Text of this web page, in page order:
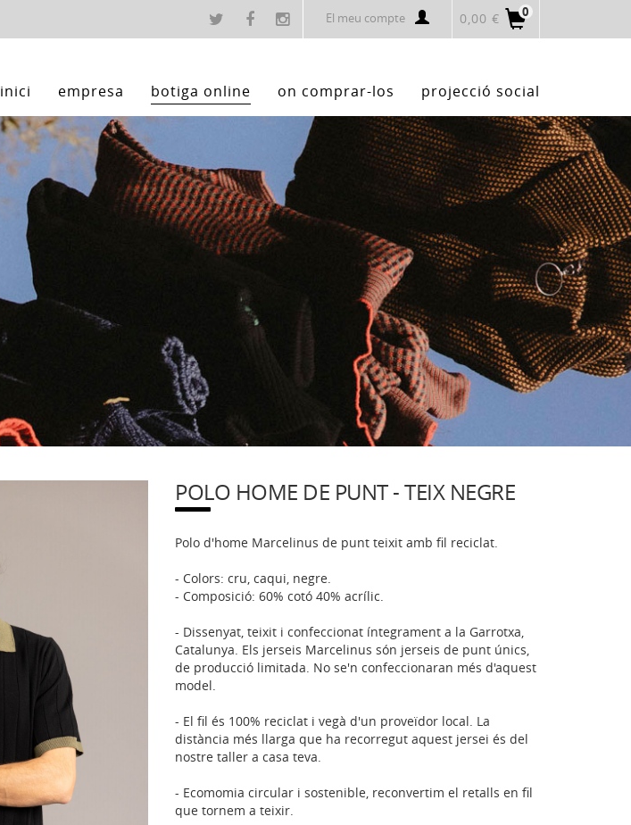
0
0,00 €
El meu compte
inici empresa botiga online on comprar-los projecció social
POLO HOME DE PUNT - TEIX NEGRE
Polo d'home Marcelinus de punt teixit amb fil reciclat.
- Colors: cru, caqui, negre.
- Composició: 60% cotó 40% acrílic.
- Dissenyat, teixit i confeccionat íntegrament a la Garrotxa,
Catalunya. Els jerseis Marcelinus són jerseis de punt únics,
de producció limitada. No se'n confeccionaran més d'aquest
model.
- El fil és 100% reciclat i vegà d'un proveïdor local. La
distància més llarga que ha recorregut aquest jersei és del
nostre taller a casa teva.
- Ecomomia circular i sostenible, reconvertim el retalls en fil
que tornem a teixir.